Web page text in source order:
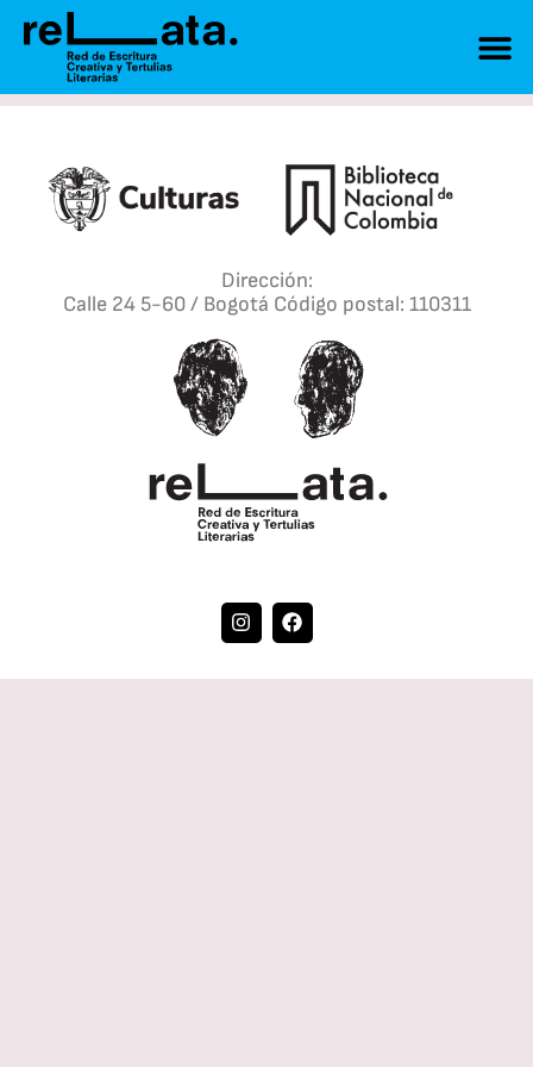
Dirección:
Calle 24 5-60 / Bogotá Código postal: 110311